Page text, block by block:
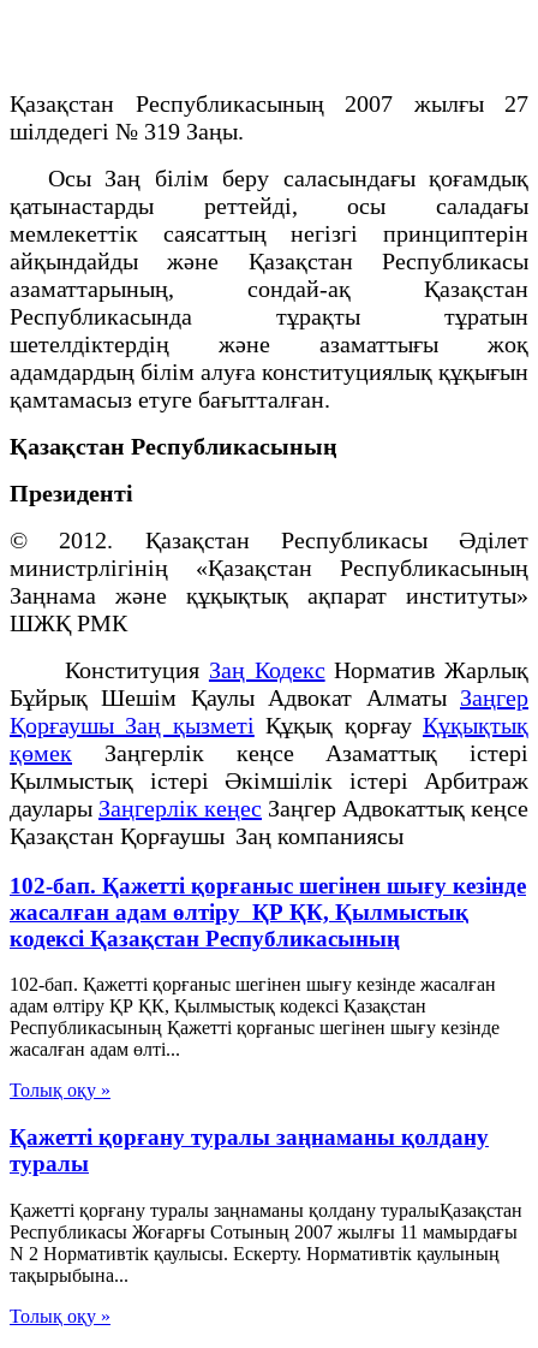
Қазақстан Республикасының 2007 жылғы 27
шілдедегі № 319 Заңы.
Осы Заң білім беру саласындағы қоғамдық
қатынастарды реттейді, осы саладағы
мемлекеттік саясаттың негізгі принциптерін
айқындайды және Қазақстан Республикасы
азаматтарының, сондай-ақ Қазақстан
Республикасында тұрақты тұратын
шетелдіктердің және азаматтығы жоқ
адамдардың білім алуға конституциялық құқығын
қамтамасыз етуге бағытталған.
Қазақстан Республикасының
Президенті
© 2012. Қазақстан Республикасы Әділет
министрлігінің «Қазақстан Республикасының
Заңнама және құқықтық ақпарат институты»
ШЖҚ РМК
Конституция Заң Кодекс Норматив Жарлық
Бұйрық Шешім Қаулы Адвокат Алматы Заңгер
Қорғаушы Заң қызметі Құқық қорғауҚұқықтық
қөмек Заңгерлік кеңсе Азаматтық істері
Қылмыстық істері Әкімшілік істері Арбитраж
даулары Заңгерлік кеңес Заңгер Адвокаттық кеңсе
Қазақстан Қорғаушы Заң компаниясы
102-бап. Қажеттi қорғаныс шегiнен шығу кезiнде
жасалған адам өлтіру ҚР ҚК, Қылмыстық
кодексi Қазақстан Республикасының
102-бап. Қажеттi қорғаныс шегiнен шығу кезiнде жасалған
адам өлтіру ҚР ҚК, Қылмыстық кодексi Қазақстан
Республикасының Қажеттi қорғаныс шегiнен шығу кезiнде
жасалған адам өлтi...
Толық оқу »
Қажетті қорғану туралы заңнаманы қолдану
туралы
Қажетті қорғану туралы заңнаманы қолдану туралыҚазақстан
Республикасы Жоғарғы Сотының 2007 жылғы 11 мамырдағы
N 2 Нормативтік қаулысы. Ескерту. Нормативтік қаулының
тақырыбына...
Толық оқу »